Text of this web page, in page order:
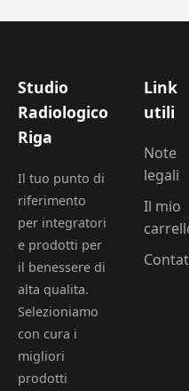
Studio
Radiologico
Riga
Il tuo punto di
riferimento
per integratori
e prodotti per
il benessere di
alta qualita.
Selezioniamo
con cura i
migliori
prodotti
Link
utili
Note
legali
Il mio